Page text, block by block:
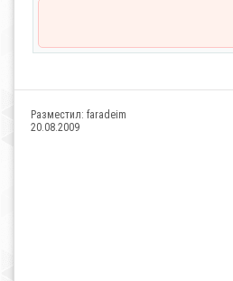
Разместил: faradeim
20.08.2009